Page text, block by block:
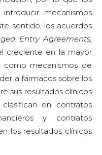
mecanismos
sentido, los acuerdos
Entry Agreements,
creciente en la mayor
como mecanismos de
a fármacos sobre los
sus resultados clínicos
en contratos
y contratos
los resultados clínicos